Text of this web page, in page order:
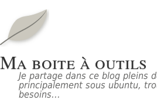
Ma boite à outils
Je partage dans ce blog pleins
principalement sous ubuntu,
besoins...